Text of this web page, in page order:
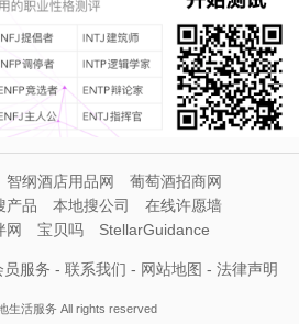
智纲酒店用品网
葡萄酒招商网
产品 本地搜公司
在线许愿墙
网 宝贝吗 StellarGuidance
员服务 - 联系我们 - 网站地图 - 法律声明
生活服务 All rights reserved